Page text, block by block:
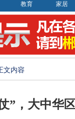
教育 家居
文内容
”，大中华